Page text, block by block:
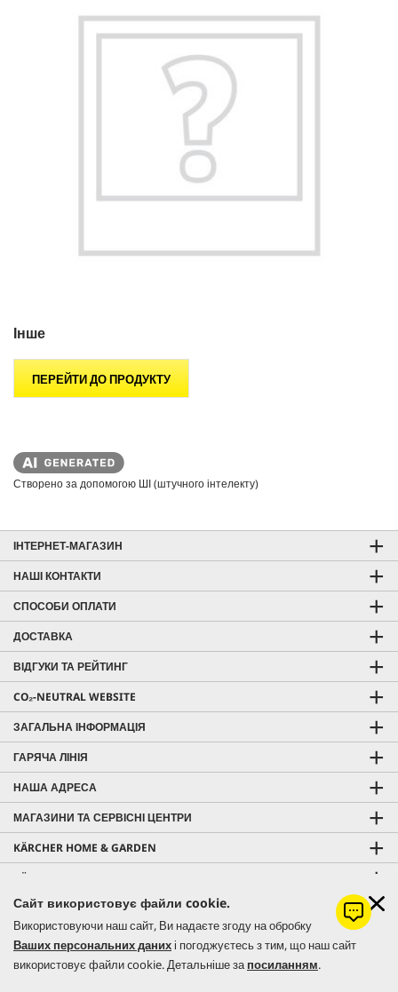
Сайт використовує файли cookie.
Використовуючи наш сайт, Ви надаєте згоду на обробку
Ваших персональних данихі погоджуєтесь з тим, що наш сайт
використовує файли cookie. Детальніше запосиланням.
Інше
ПЕРЕЙТИ ДО ПРОДУКТУ
Створено за допомогою ШІ (штучного інтелекту)
ІНТЕРНЕТ-МАГАЗИН
НАШІ КОНТАКТИ
СПОСОБИ ОПЛАТИ
ДОСТАВКА
ВІДГУКИ ТА РЕЙТИНГ
CO₂-NEUTRAL WEBSITE
ЗАГАЛЬНА ІНФОРМАЦІЯ
ГАРЯЧА ЛІНІЯ
НАША АДРЕСА
МАГАЗИНИ ТА СЕРВІСНІ ЦЕНТРИ
KÄRCHER HOME & GARDEN
KÄRCHER PROFESSIONAL
© 2026 Керхер Україна | Kärcher Ukraine - офіційне представництво